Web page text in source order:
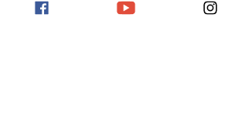
Zeuge eines beeindruckenden